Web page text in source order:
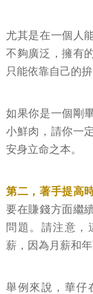
尤其是在一個人
不夠廣泛，擁有
只能依靠自己的
如果你是一個剛
小鮮肉，請你一
安身立命之本。
第二，著手提高
要在賺錢方面繼
問題。請注意，
薪，因為月薪和
舉例來說，華仔